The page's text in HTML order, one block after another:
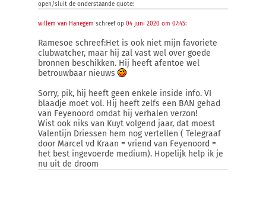
open/sluit de onderstaande quote:
willem van Hanegem schreef op 04 juni 2020 om 07:45:
Ramesoe schreef:Het is ook niet mijn favoriete
clubwatcher, maar hij zal vast wel over goede
bronnen beschikken. Hij heeft afentoe wel
betrouwbaar nieuws
Sorry, pik, hij heeft geen enkele inside info. VI
blaadje moet vol. Hij heeft zelfs een BAN gehad
van Feyenoord omdat hij verhalen verzon!
Wist ook niks van Kuyt volgend jaar, dat moest
Valentijn Driessen hem nog vertellen ( Telegraaf
door Marcel vd Kraan = vriend van Feyenoord =
het best ingevoerde medium). Hopelijk help ik je
nu uit de droom